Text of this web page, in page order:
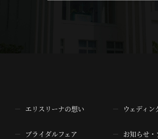
エリスリーナの想い
ブライダルフェア
ウェディン
お知らせ